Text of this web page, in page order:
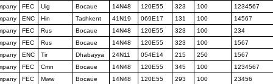
FEC Uig Bocaue 14N48 120E55 323 100
1234567
ENC Hin Tashkent 41N19 069E17 131 100
14567
FEC Rus Bocaue 14N48 120E55 323 100
234
FEC Rus Bocaue 14N48 120E55 323 100
1567
ENC Tir Dhabayya 24N11 054E14 215 250
1567
FEC Cmn Bocaue 14N48 120E55 345 100
1234567
FEC Mww Bocaue 14N48 120E55 293 100 23456